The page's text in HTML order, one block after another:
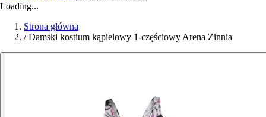
Loading...
Strona główna
/ Damski kostium kąpielowy 1-częściowy Arena Zinnia